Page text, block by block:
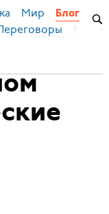
Мир
Блог